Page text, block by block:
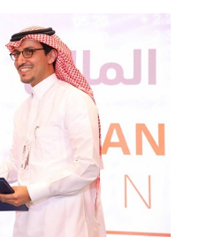
Tax Declaration